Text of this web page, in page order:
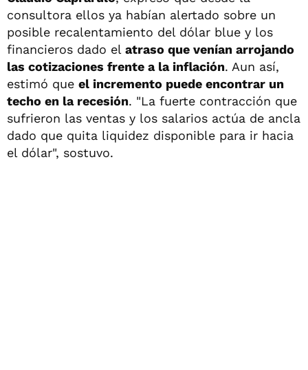
consultora ellos ya habían alertado sobre un
posible recalentamiento del dólar blue y los
financieros dado el atraso que venían arrojando
las cotizaciones frente a la inflación. Aun así,
estimó que el incremento puede encontrar un
techo en la recesión. "La fuerte contracción que
sufrieron las ventas y los salarios actúa de ancla
dado que quita liquidez disponible para ir hacia
el dólar", sostuvo.